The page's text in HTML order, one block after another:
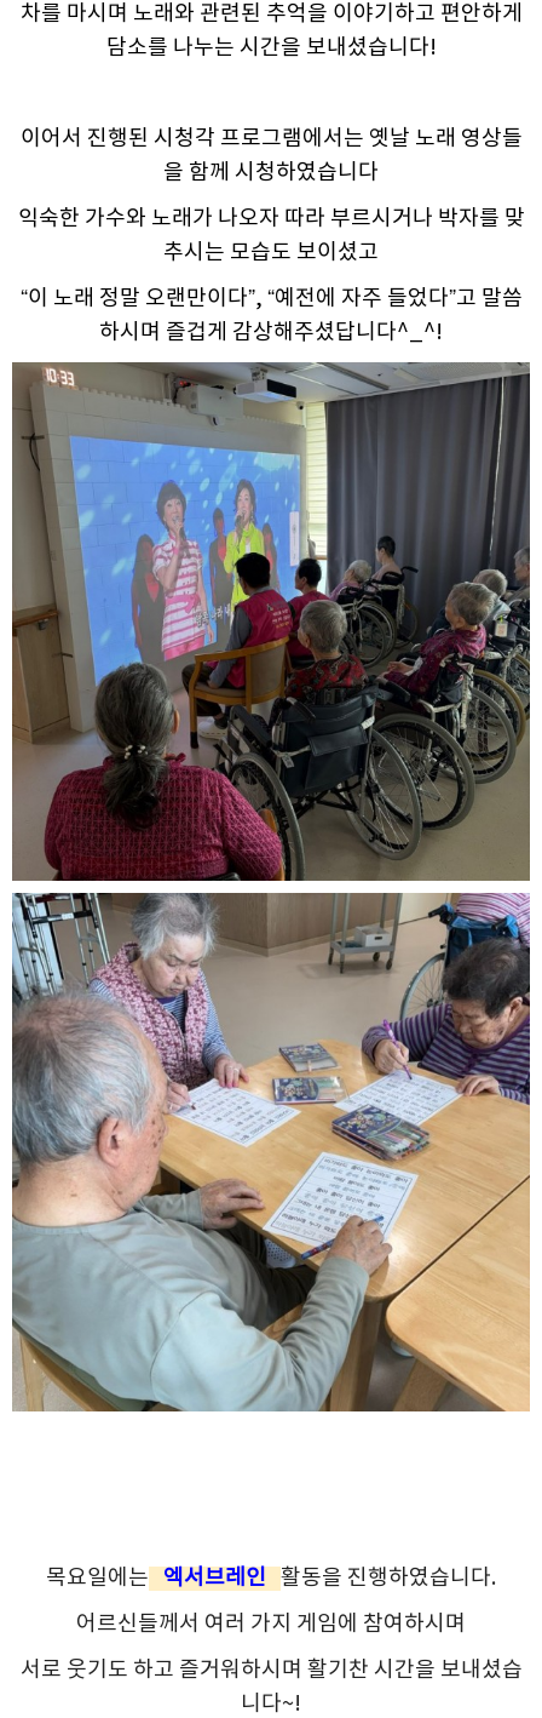
차를 마시며 노래와 관련된 추억을 이야기하고 편안하게
담소를 나누는 시간을 보내셨습니다!
이어서 진행된 시청각 프로그램에서는 옛날 노래 영상들
을 함께 시청하였습니다
익숙한 가수와 노래가 나오자 따라 부르시거나 박자를 맞
추시는 모습도 보이셨고
“이 노래 정말 오랜만이다”, “예전에 자주 들었다”고 말씀
하시며 즐겁게 감상해주셨답니다^_^!
목요일에는 엑서브레인
활동을 진행하였습니다.
어르신들께서 여러 가지 게임에 참여하시며
서로 웃기도 하고 즐거워하시며 활기찬 시간을 보내셨습
니다~!